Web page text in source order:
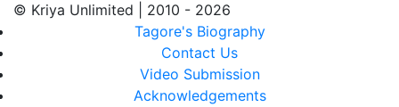
© Kriya Unlimited | 2010 - 2026
Tagore's Biography
Contact Us
Video Submission
Acknowledgements